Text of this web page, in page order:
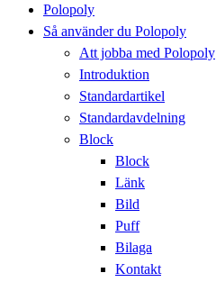
Polopoly
Så använder du Polopoly
Att jobba med Polopoly
Introduktion
Standardartikel
Standardavdelning
Block
Block
Länk
Bild
Puff
Bilaga
Kontakt